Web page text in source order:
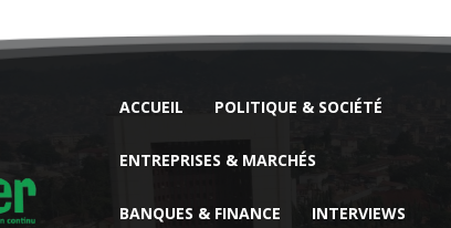
ACCUEIL POLITIQUE & SOCIÉTÉ
ENTREPRISES & MARCHÉS
BANQUES & FINANCE INTERVIEWS